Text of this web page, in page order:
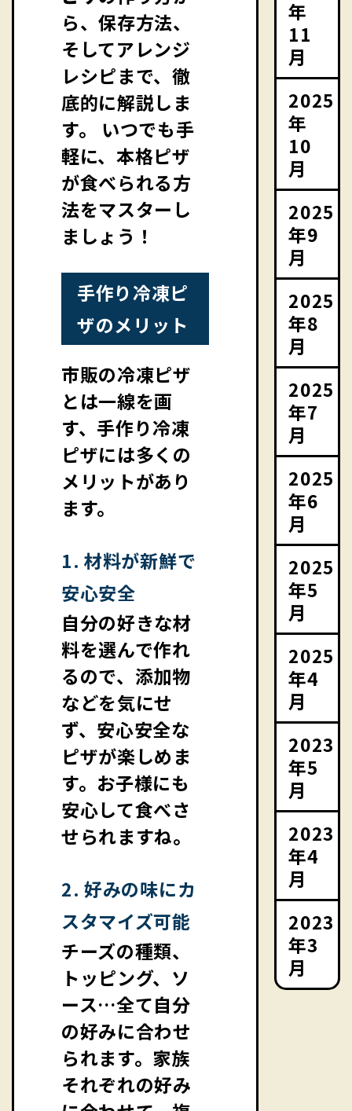
ら、保存方法、
そしてアレンジ
レシピまで、徹
底的に解説しま
す。 いつでも手
軽に、本格ピザ
が食べられる方
法をマスターし
ましょう！
手作り冷凍ピ
ザのメリット
市販の冷凍ピザ
とは一線を画
す、手作り冷凍
ピザには多くの
メリットがあり
ます。
1. 材料が新鮮で
安心安全
自分の好きな材
料を選んで作れ
るので、添加物
などを気にせ
ず、安心安全な
ピザが楽しめま
す。お子様にも
安心して食べさ
せられますね。
2. 好みの味にカ
スタマイズ可能
チーズの種類、
トッピング、ソ
ース…全て自分
の好みに合わせ
られます。家族
それぞれの好み
年
11
月
2025
年
10
月
2025
年9
月
2025
年8
月
2025
年7
月
2025
年6
月
2025
年5
月
2025
年4
月
2023
年5
月
2023
年4
月
2023
年3
月